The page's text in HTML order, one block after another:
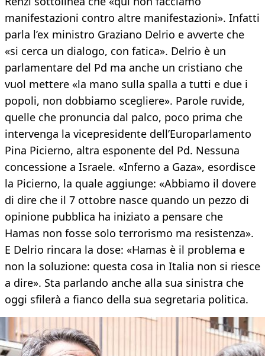
manifestazioni contro altre manifestazioni». Infatti
parla l’ex ministro Graziano Delrio e avverte che
«si cerca un dialogo, con fatica». Delrio è un
parlamentare del Pd ma anche un cristiano che
vuol mettere «la mano sulla spalla a tutti e due i
popoli, non dobbiamo scegliere». Parole ruvide,
quelle che pronuncia dal palco, poco prima che
intervenga la vicepresidente dell’Europarlamento
Pina Picierno, altra esponente del Pd. Nessuna
concessione a Israele. «Inferno a Gaza», esordisce
la Picierno, la quale aggiunge: «Abbiamo il dovere
di dire che il 7 ottobre nasce quando un pezzo di
opinione pubblica ha iniziato a pensare che
Hamas non fosse solo terrorismo ma resistenza».
E Delrio rincara la dose: «Hamas è il problema e
non la soluzione: questa cosa in Italia non si riesce
a dire». Sta parlando anche alla sua sinistra che
oggi sfilerà a fianco della sua segretaria politica.